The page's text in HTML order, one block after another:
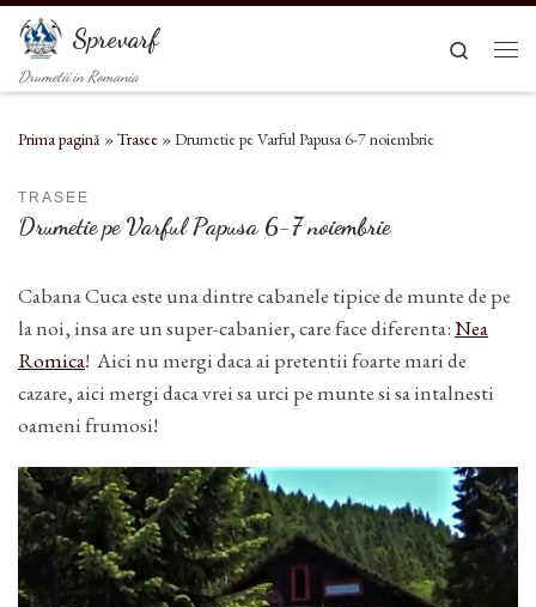
Sari la conținut
Sprevarf
Drumetii in Romania
Search
Prima pagină »Trasee »Drumetie pe Varful Papusa 6-7 noiembrie
TRASEE
Drumetie pe Varful Papusa 6-7 noiembrie
Cabana Cuca este una dintre cabanele tipice de munte de pe
la noi, insa are un super-cabanier, care face diferenta:Nea
Romica! Aici nu mergi daca ai pretentii foarte mari de
cazare, aici mergi daca vrei sa urci pe munte si sa intalnesti
oameni frumosi!